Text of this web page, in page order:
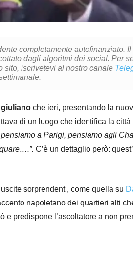
completamente autofinanziato. Il
dagli algoritmi dei social. Per
sito, iscrivetevi al nostro canale
che ieri, presentando la
di un luogo che identifica la città
pensiamo a Parigi, pensiamo agli
C’è un dettaglio però:
sorprendenti, come quella su
napoletano dei quartieri alti
e predispone l’ascoltatore a non